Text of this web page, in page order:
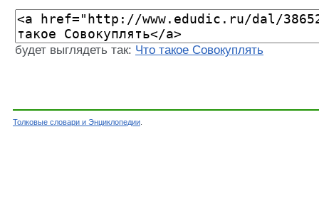
будет выглядеть так: Что такое Совокуплять
Толковые словари и Энциклопедии